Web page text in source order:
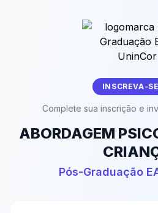
INSCREVA-
Complete sua inscrição e
ABORDAGEM
Pós-Graduação